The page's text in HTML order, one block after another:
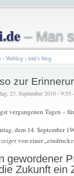
– Man
› Weblog› tetti's blog
zur
23. September 2010 - 9:55
vergangenen Tagen –
dem 14. September
von einer
gewordener
Zukunft ein